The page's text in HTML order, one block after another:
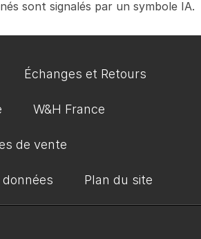
sont signalés par un symbole IA.
Échanges et Retours
W&H France
de vente
Plan du site